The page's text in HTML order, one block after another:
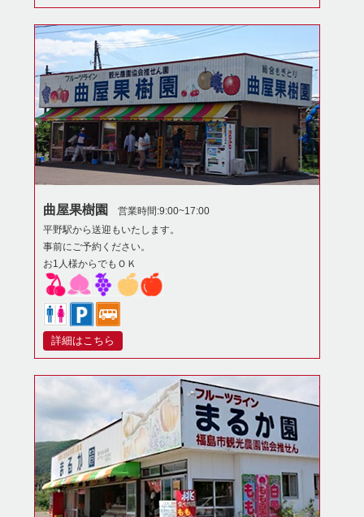
曲屋果樹園
営業時間:9:00~17:00
平野駅から送迎もいたします。
事前にご予約ください。
お1人様からでもＯＫ
詳細はこちら